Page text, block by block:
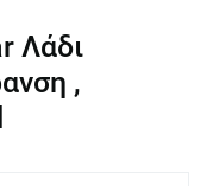
Λάδι
,